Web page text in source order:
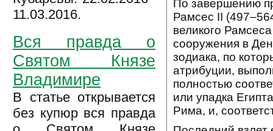
11.03.2016.
Вся правда о
Святом Князе
Владимире
В статье открывается
без купюр вся правда
По завершению
Рамсес II
великого
сооружения в
зодиака, по
атрибуции,
полностью
или упадка
Рима, и,